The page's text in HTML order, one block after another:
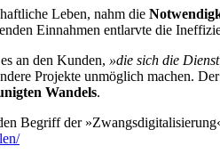
Leben, nahm die
Einnahmen entlarvte die
an den Kunden, »die sich die
Projekte unmöglich machen.
Wandels.
Begriff der